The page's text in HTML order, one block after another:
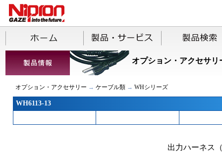
オプション・アクセサリ
オプション・アクセサリー → ケーブル類→ WHシリーズ
WH6113-13
出力ハーネス